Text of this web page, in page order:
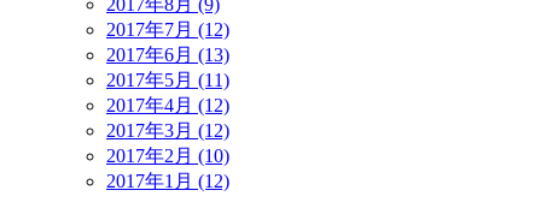
2017年8月 (9)
2017年7月 (12)
2017年6月 (13)
2017年5月 (11)
2017年4月 (12)
2017年3月 (12)
2017年2月 (10)
2017年1月 (12)